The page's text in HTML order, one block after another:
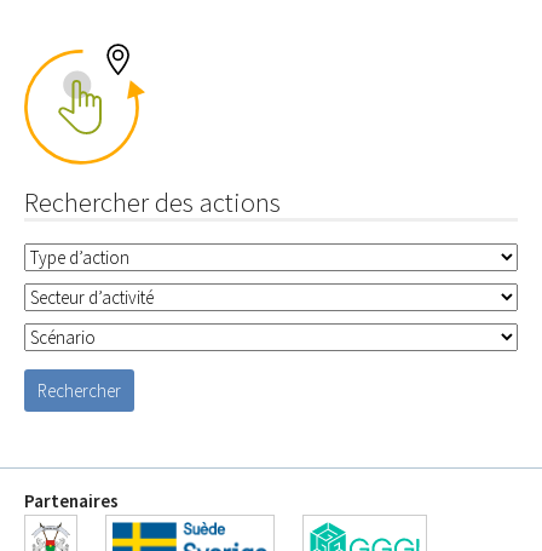
Rechercher des actions
Partenaires